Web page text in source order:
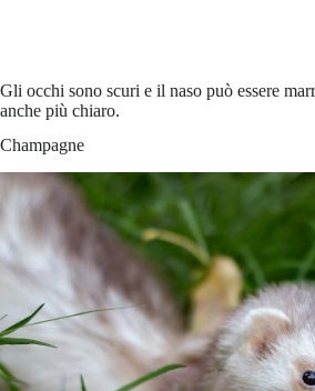
Gli occhi sono scuri e il naso può essere
anche più chiaro.
Champagne